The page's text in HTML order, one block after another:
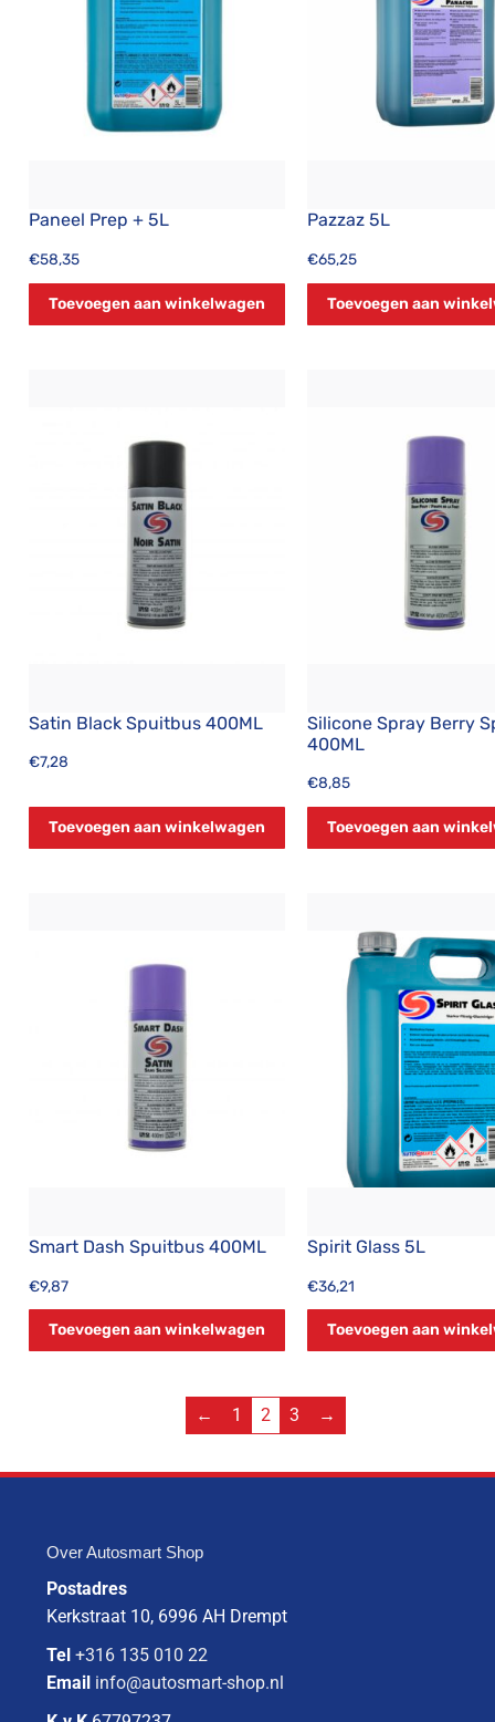
Paneel Prep + 5L
€58,35
Toevoegen aan winkelwagen
Pazzaz 5L
€65,25
Toevoegen aan
Satin Black Spuitbus 400ML
€7,28
Toevoegen aan winkelwagen
Silicone Spray Berry
400ML
€8,85
Toevoegen aan
Smart Dash Spuitbus 400ML
€9,87
Toevoegen aan winkelwagen
Spirit Glass 5L
€36,21
Toevoegen aan
← 1 2 3 →
Over Autosmart Shop
Postadres
Kerkstraat 10, 6996 AH Drempt
Tel +316 135 010 22
Email info@autosmart-shop.nl